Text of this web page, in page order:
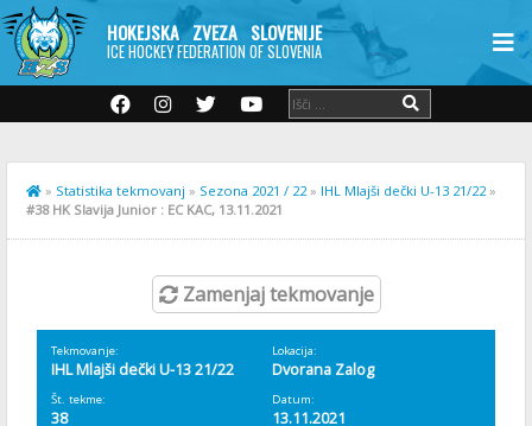
HOKEJSKA ZVEZA SLOVENIJE
ICE HOCKEY FEDERATION OF SLOVENIA
» Statistika tekmovanj » Sezona 2021 / 22» IHL Mlajši dečki U-13 21/22»
#38 HK Slavija Junior : EC KAC, 13.11.2021
Zamenjaj tekmovanje
Tekmovanje:
IHL Mlajši dečki U-13 21/22
Lokacija:
Dvorana Zalog
Št. tekme:
38
Datum:
13.11.2021